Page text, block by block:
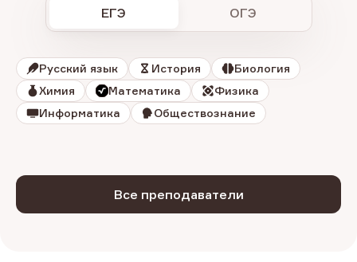
ЕГЭ ОГЭ
Русский язык История
Биология
Химия
Математика
Физика
Информатика
Обществознание
Все преподаватели